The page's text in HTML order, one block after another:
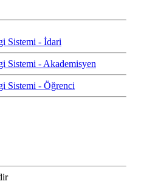
Sistemi - İdari
Sistemi - Akademisyen
Sistemi - Öğrenci